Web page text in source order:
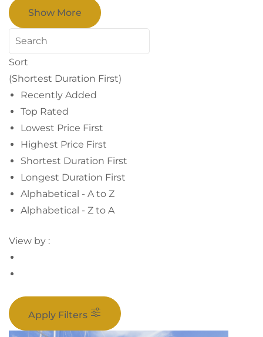
Show More
Sort
(Shortest Duration First)
Recently Added
Top Rated
Lowest Price First
Highest Price First
Shortest Duration First
Longest Duration First
Alphabetical - A to Z
Alphabetical - Z to A
View by :
Apply Filters